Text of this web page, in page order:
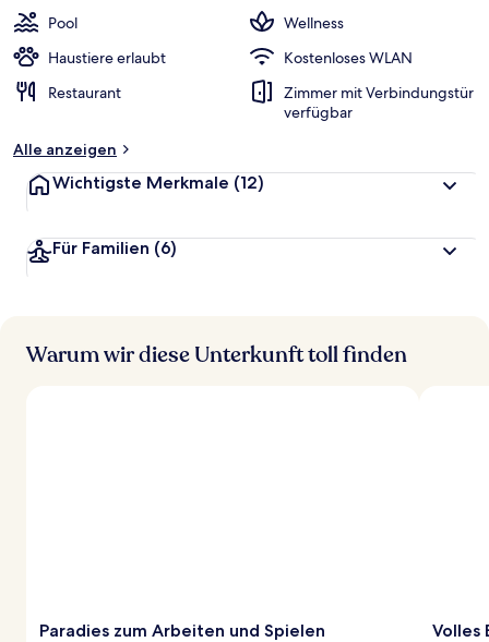
Pool
Wellness
Haustiere erlaubt
Kostenloses WLAN
Restaurant
Zimmer mit Verbindungstür
verfügbar
Alle anzeigen
Wichtigste Merkmale (12)
Für Familien (6)
Warum wir diese Unterkunft toll finden
Paradies zum Arbeiten und Spielen Volles